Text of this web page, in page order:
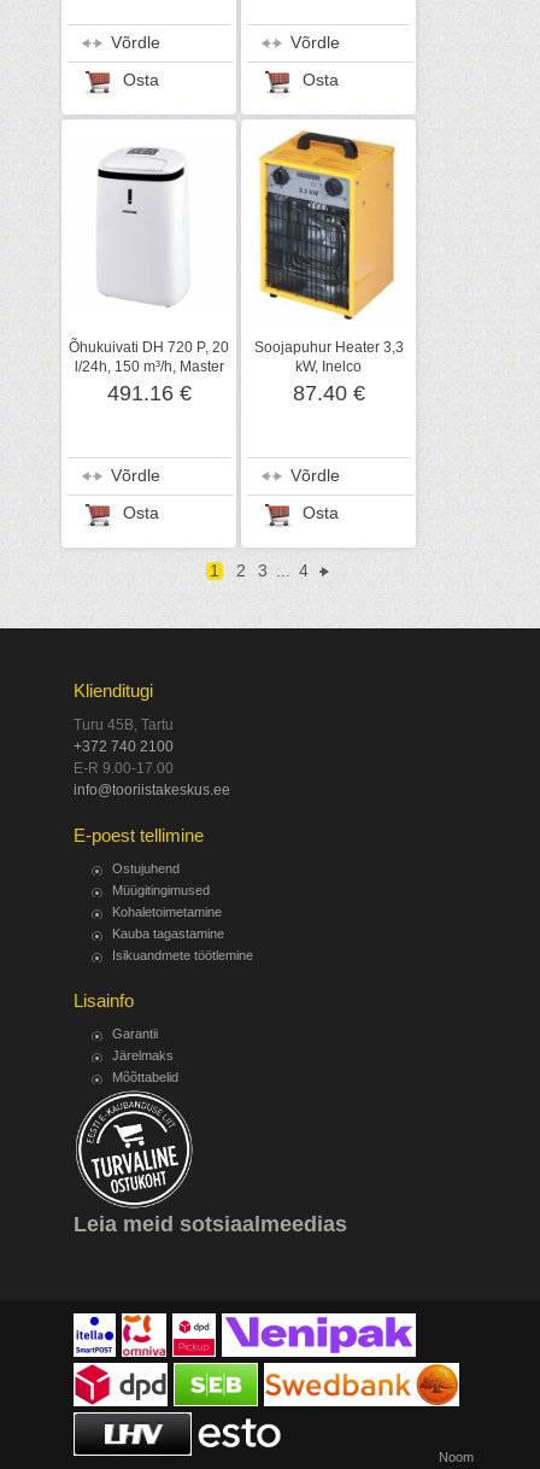
Võrdle
Osta
Võrdle
Osta
Õhukuivati DH 720 P, 20
l/24h, 150 m³/h, Master
491.16 €
Võrdle
Osta
Soojapuhur Heater 3,3
kW, Inelco
87.40 €
Võrdle
Osta
1 2 3 ... 4
Klienditugi
Turu 45B, Tartu
+372 740 2100
E-R 9.00-17.00
info@tooriistakeskus.ee
E-poest tellimine
Ostujuhend
Müügitingimused
Kohaletoimetamine
Kauba tagastamine
Isikuandmete töötlemine
Lisainfo
Garantii
Järelmaks
Mõõttabelid
Leia meid sotsiaalmeedias
Noom